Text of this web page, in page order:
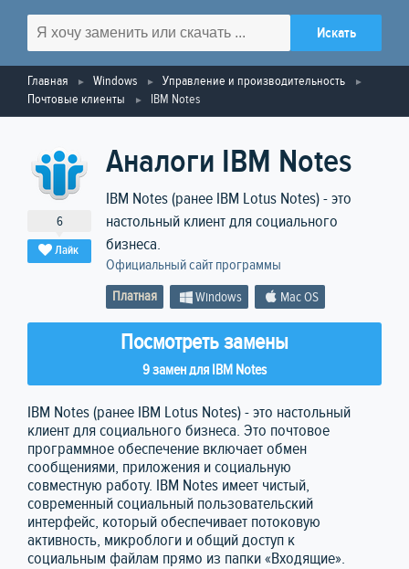
Главная Windows
Управление и производительность
Почтовые клиенты
IBM Notes
6
Лайк
Аналоги IBM Notes
IBM Notes (ранее IBM Lotus Notes) - это
настольный клиент для социального
бизнеса.
Официальный сайт программы
Платная Windows Mac OS
Посмотреть замены
9 замен для IBM Notes
IBM Notes (ранее IBM Lotus Notes) - это настольный
клиент для социального бизнеса. Это почтовое
программное обеспечение включает обмен
сообщениями, приложения и социальную
совместную работу. IBM Notes имеет чистый,
современный социальный пользовательский
интерфейс, который обеспечивает потоковую
активность, микроблоги и общий доступ к
социальным файлам прямо из папки «Входящие».